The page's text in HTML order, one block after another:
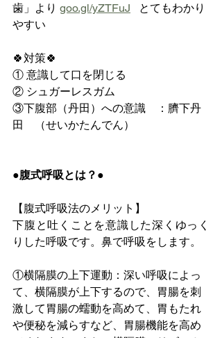
歯」より goo.gl/yZTFuJ
   とてもわかり
やすい
🍀対策🍀
① 意識して口を閉じる
② シュガーレスガム
③下腹部（丹田）への意識　：臍下丹
田　（せいかたんでん）
●腹式呼吸とは？●
【腹式呼吸法のメリット】
下腹と吐くことを意識した深くゆっく
りした呼吸です。鼻で呼吸をします。
①横隔膜の上下運動：深い呼吸によっ
て、横隔膜が上下するので、胃腸を刺
激して胃腸の蠕動を高めて、胃もたれ
や便秘を減らすなど、胃腸機能を高め